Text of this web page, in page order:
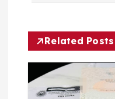
航
Related Posts